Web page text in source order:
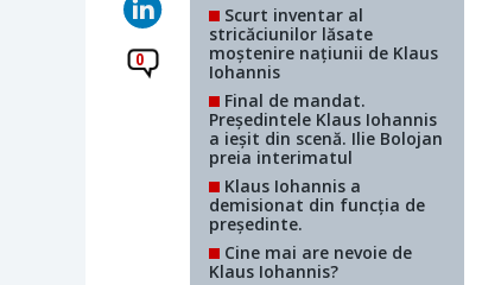
0
Scurt inventar al
stricăciunilor lăsate
moștenire națiunii de Klaus
Iohannis
Final de mandat.
Președintele Klaus Iohannis
a ieșit din scenă. Ilie Bolojan
preia interimatul
Klaus Iohannis a
demisionat din funcția de
președinte.
Cine mai are nevoie de
Klaus Iohannis?